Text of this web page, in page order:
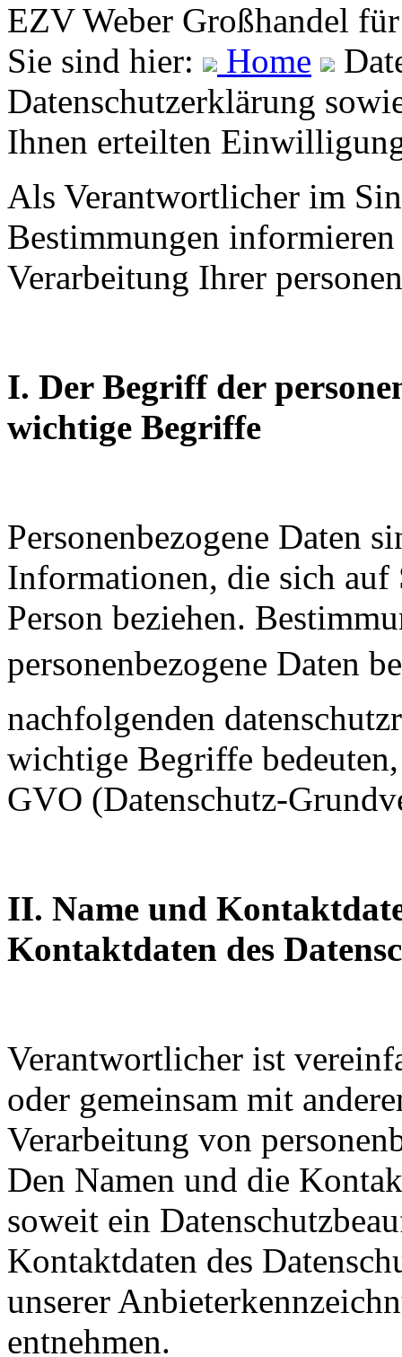
EZV Weber Großhandel
Sie sind hier:
Home
Datenschutzerklärung
Ihnen erteilten
Als Verantwortlicher im
Bestimmungen
Verarbeitung Ihrer
I. Der Begriff der
wichtige Begriffe
Personenbezogene Daten
Informationen, die sich auf
Person beziehen.
personenbezogene Daten
nachfolgenden
wichtige Begriffe
GVO (Datenschutz-
II. Name und
Kontaktdaten des
Verantwortlicher ist
oder gemeinsam mit
Verarbeitung von
Den Namen und die
soweit ein
Kontaktdaten des
unserer
entnehmen.